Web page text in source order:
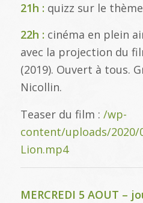
21h : quizz sur le
22h : cinéma en plein
avec la projection du
(2019). Ouvert à tous.
Nicollin.
Teaser du film : /wp-
content/uploads/2020/
Lion.mp4
MERCREDI 5 AOUT –